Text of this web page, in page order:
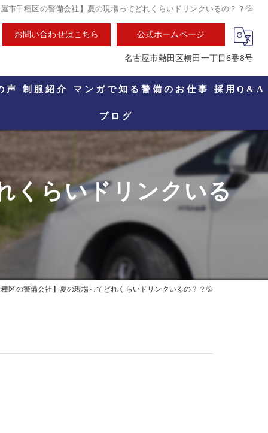
屋市千種区の警備会社】夏の現場ってどれくらいドリンクいるの？？💦
お問い合わせはこちら 公式ホームページ
名古屋市熱田区横田一丁目6番8号
声 制服紹介 マンガで知る警備のお仕事 採用Q&A
ブログ
くらいドリンクいる
種区の警備会社】夏の現場ってどれくらいドリンクいるの？？💦